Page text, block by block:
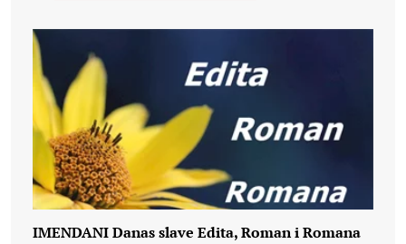
IMENDANI Danas slave Edita, Roman i Romana